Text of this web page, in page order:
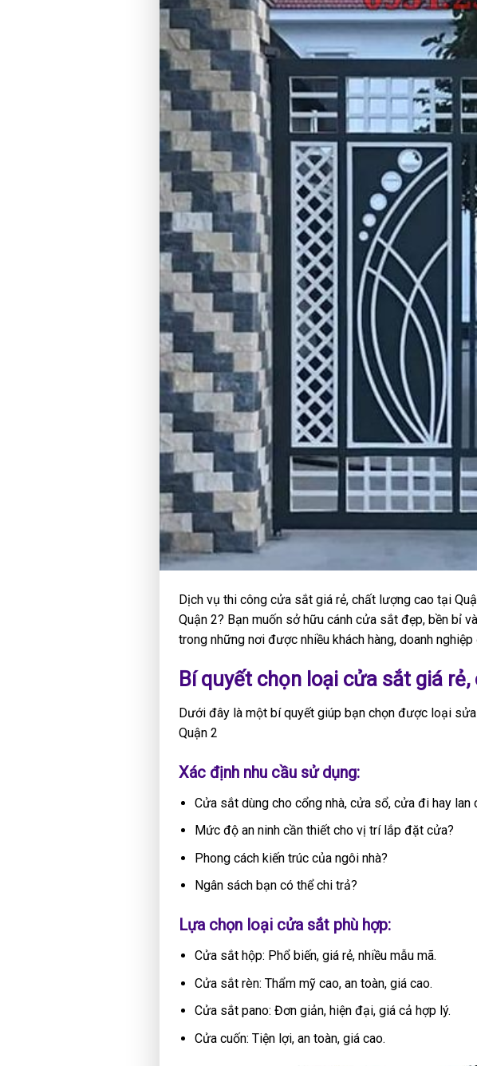
Dịch vụ thi công cửa sắt giá rẻ, chất lượng cao tại
Quận 2? Bạn muốn sở hữu cánh cửa sắt đẹp, bền bỉ
trong những nơi được nhiều khách hàng, doanh
Bí quyết chọn loại cửa sắt giá
Dưới đây là một bí quyết giúp bạn chọn được loại
Quận 2
Xác định nhu cầu sử dụng:
Cửa sắt dùng cho cổng nhà, cửa sổ, cửa đi hay lan
Mức độ an ninh cần thiết cho vị trí lắp đặt cửa?
Phong cách kiến trúc của ngôi nhà?
Ngân sách bạn có thể chi trả?
Lựa chọn loại cửa sắt phù hợp:
Cửa sắt hộp: Phổ biến, giá rẻ, nhiều mẫu mã.
Cửa sắt rèn: Thẩm mỹ cao, an toàn, giá cao.
Cửa sắt pano: Đơn giản, hiện đại, giá cả hợp lý.
Cửa cuốn: Tiện lợi, an toàn, giá cao.